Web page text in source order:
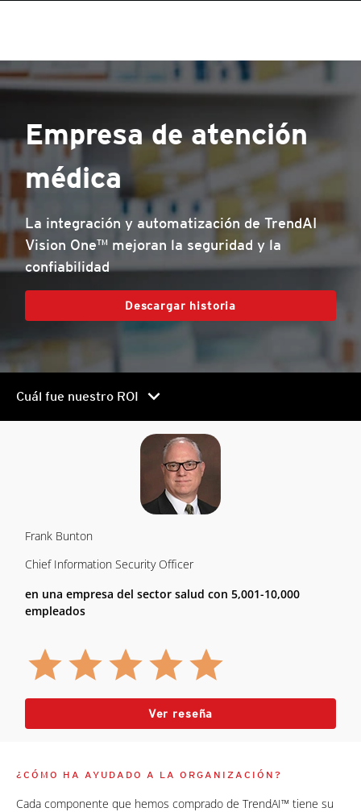
Empresa de atención
médica
La integración y automatización de TrendAI
Vision One™ mejoran la seguridad y la
confiabilidad
Descargar historia
Cuál fue nuestro ROI chevron_right
Frank Bunton
Chief Information Security Officer
en una empresa del sector salud con 5,001-10,000
empleados
Ver reseña
¿CÓMO HA AYUDADO A LA ORGANIZACIÓN?
Cada componente que hemos comprado de TrendAI™ tiene su